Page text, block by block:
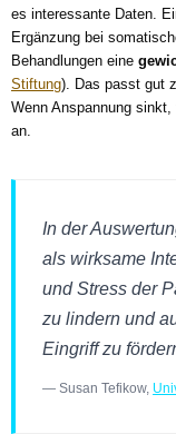
es interessante Daten.
Ergänzung bei
Behandlungen eine
Stiftung). Das passt gut
Wenn Anspannung
an.
In der
als wirksame
und Stress der
zu lindern und
Eingriff zu
— Susan Tefikow,